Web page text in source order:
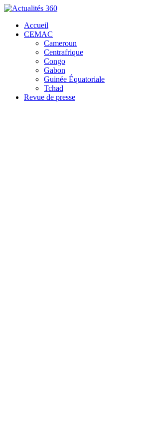
Accueil
CEMAC
Cameroun
Centrafrique
Congo
Gabon
Guinée Équatoriale
Tchad
Revue de presse